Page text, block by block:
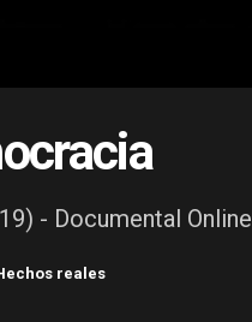
- Documental Online
reales